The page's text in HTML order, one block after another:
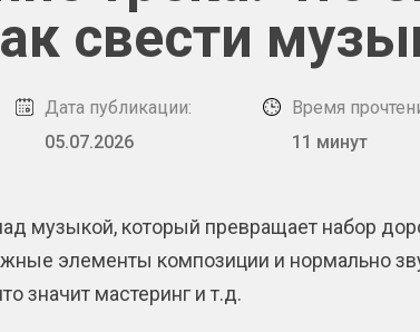
свести
Дата публикации:
05.07.2026
Время
11 минут
музыкой, который превращает набор
элементы композиции и нормально
значит мастеринг и т.д.